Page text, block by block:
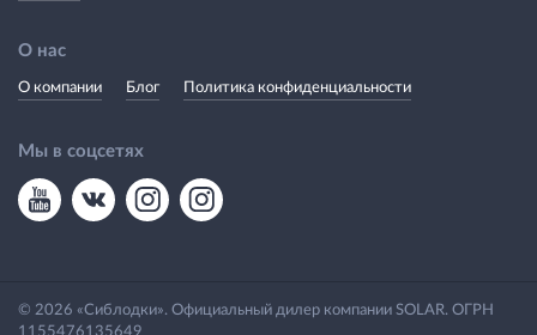
О нас
О компании Блог Политика конфиденциальности
Мы в соцсетях
© 2026 «Сиблодки». Официальный дилер компании SOLAR. ОГРН